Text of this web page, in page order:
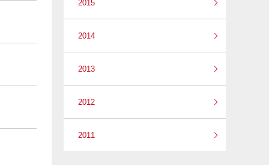
2015
2014
2013
2012
2011